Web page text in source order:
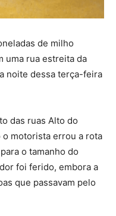
de milho
uma rua estreita da
noite dessa terça-feira
das ruas Alto do
o motorista errou a rota
o tamanho do
foi ferido, embora a
que passavam pelo